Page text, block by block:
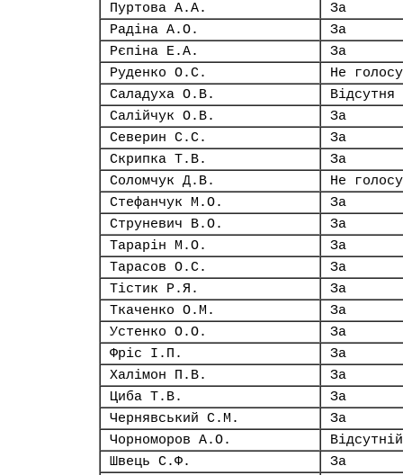
Пуртова А.А.
За
Радіна А.О.
За
Рєпіна Е.А.
За
Руденко О.С.
Не
Саладуха О.В.
Відсутня
Салійчук О.В.
За
Северин С.С.
За
Скрипка Т.В.
За
Соломчук Д.В.
Не
Стефанчук М.О.
За
Струневич В.О.
За
Тарарін М.О.
За
Тарасов О.С.
За
Тістик Р.Я.
За
Ткаченко О.М.
За
Устенко О.О.
За
Фріс І.П.
За
Халімон П.В.
За
Циба Т.В.
За
Чернявський С.М.
За
Чорноморов А.О.
Відсутній
Швець С.Ф.
За